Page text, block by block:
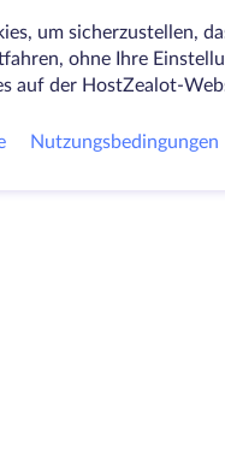
um sicherzustellen,
ohne Ihre
auf der HostZealot-
Nutzungsbedingungen